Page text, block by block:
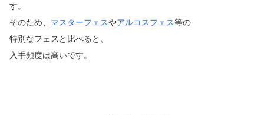
す。
そのため、 マスターフェスやアルコスフェス等の
特別なフェスと比べると、
入手頻度は高いです。